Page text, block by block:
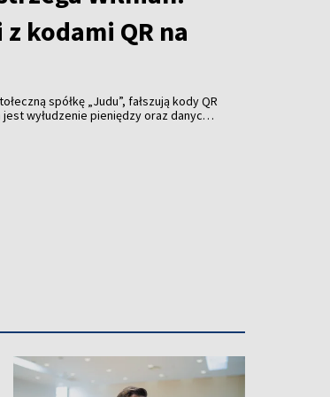
kodami QR na
spółkę „Judu”, fałszują kody QR
jest wyłudzenie pieniędzy oraz danych